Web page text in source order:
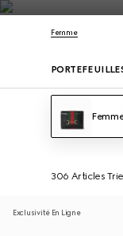
Nous
Femme
Femme
306 Articles
Exclusivité En Ligne